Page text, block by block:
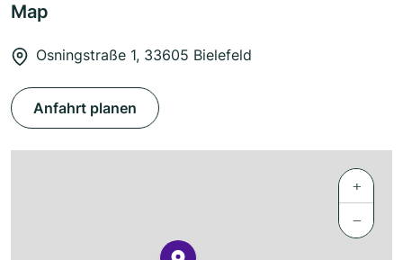
Map
Osningstraße 1, 33605 Bielefeld
Anfahrt planen
+
−